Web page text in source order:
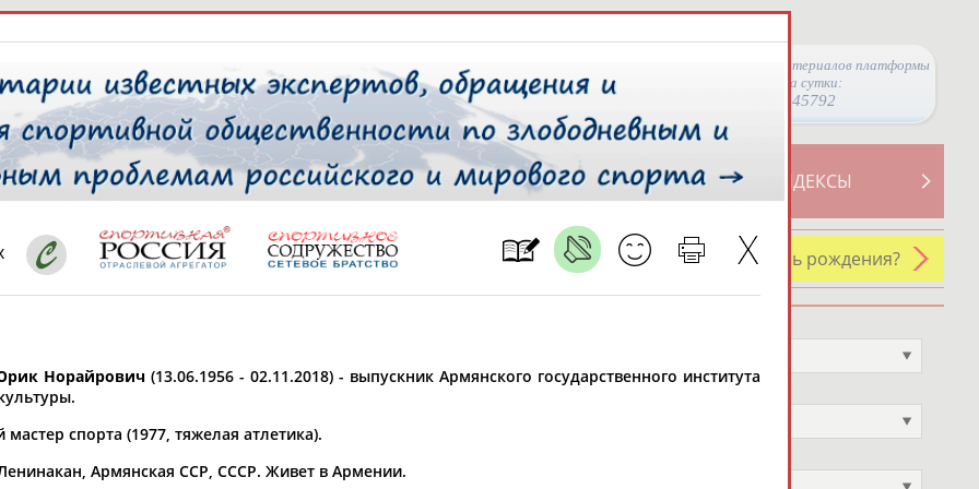
Просмотры материалов платформы
за сутки:
45792
СВОДНЫЕ ИНДЕКСЫ
ТАБЛО АКТИВНОСТИ
РЕСУРСНАЯ ПЛОЩАДКА
У кого сегодня день рождения?
* для действующих спортсменов
рождения
Норайрович (13.06.1956 - 02.11.2018) - выпускник Армянского государственного института
спорта (1977, тяжелая атлетика).
Армянская ССР, СССР. Живет в Армении.